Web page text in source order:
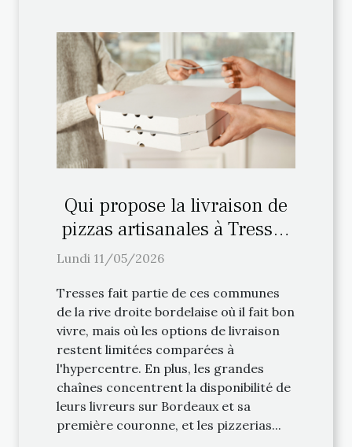
Qui propose la livraison de
pizzas artisanales à Tresses
(33) ?
Lundi 11/05/2026
Tresses fait partie de ces communes
de la rive droite bordelaise où il fait bon
vivre, mais où les options de livraison
restent limitées comparées à
l'hypercentre. En plus, les grandes
chaînes concentrent la disponibilité de
leurs livreurs sur Bordeaux et sa
première couronne, et les pizzerias...